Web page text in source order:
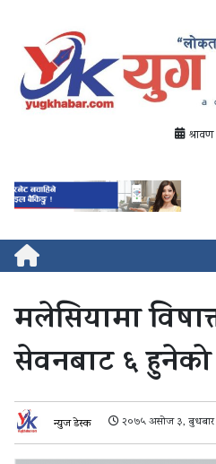
मलेसियामा
सेवनबाट ६
न्युज डेस्क २०७५ असोज ३, बुधबार